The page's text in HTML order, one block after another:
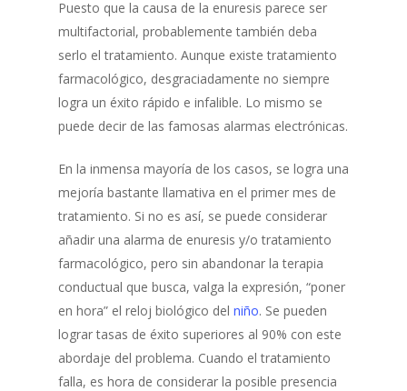
Puesto que la causa de la enuresis parece ser
multifactorial, probablemente también deba
serlo el tratamiento. Aunque existe tratamiento
farmacológico, desgraciadamente no siempre
logra un éxito rápido e infalible. Lo mismo se
puede decir de las famosas alarmas electrónicas.
En la inmensa mayoría de los casos, se logra una
mejoría bastante llamativa en el primer mes de
tratamiento. Si no es así, se puede considerar
añadir una alarma de enuresis y/o tratamiento
farmacológico, pero sin abandonar la terapia
conductual que busca, valga la expresión, “poner
en hora” el reloj biológico del niño. Se pueden
lograr tasas de éxito superiores al 90% con este
abordaje del problema. Cuando el tratamiento
falla, es hora de considerar la posible presencia